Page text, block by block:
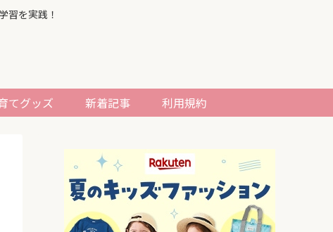
習を実践！
てグッズ 新着記事 利用規約